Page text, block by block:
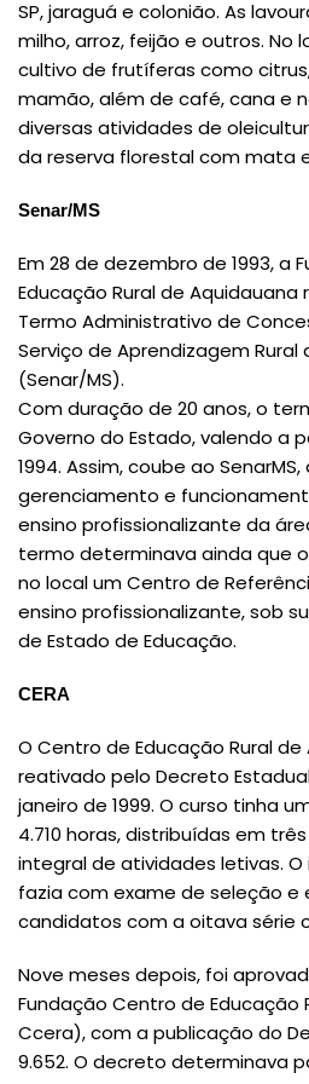
SP, jaraguá e colonião. As
milho, arroz, feijão e outros. No
cultivo de frutíferas como
mamão, além de café, cana e
diversas atividades de
da reserva florestal com mata
Senar/MS
Em 28 de dezembro de 1993, a
Educação Rural de Aquidauana
Termo Administrativo de
Serviço de Aprendizagem Rural
(Senar/MS).
Com duração de 20 anos, o
Governo do Estado, valendo a
1994. Assim, coube ao
gerenciamento e
ensino profissionalizante da
termo determinava ainda que
no local um Centro de
ensino profissionalizante, sob
de Estado de Educação.
CERA
O Centro de Educação Rural
reativado pelo Decreto Estadual
janeiro de 1999. O curso tinha
4.710 horas, distribuídas em
integral de atividades letivas. O
fazia com exame de seleção e
candidatos com a oitava série
Nove meses depois, foi
Fundação Centro de Educação
Ccera), com a publicação do
9.652. O decreto determinava